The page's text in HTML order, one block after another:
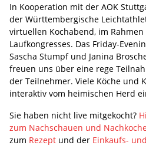
In Kooperation mit der AOK
der Württembergische
virtuellen Kochabend, im Rahmen
Laufkongresses. Das Friday-
Sascha Stumpf und Janina
freuen uns über eine rege
der Teilnehmer. Viele Köche und
interaktiv vom heimischen Herd
Sie haben nicht live mitgekocht?
zum Nachschauen und
zum Rezept und der Einkaufs-